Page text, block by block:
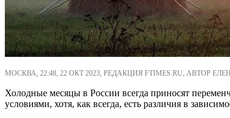
МОСКВА, 22:48, 22 ОКТ 2023, РЕДАКЦИЯ FTIMES.RU, АВТОР
Холодные месяцы в России всегда приносят
условиями, хотя, как всегда, есть различия в